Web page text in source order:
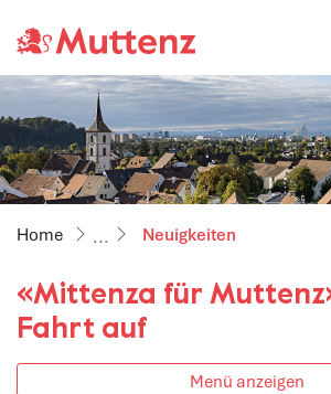
zur Startseite
Direkt zur Hauptnavigation
Direkt zum Inhalt
Direkt zur Suche
Direkt zum Stichwortverzeichnis
Gemeinde
Neuigkeiten
«Mittenza für
Fahrt auf
Menü anzeigen